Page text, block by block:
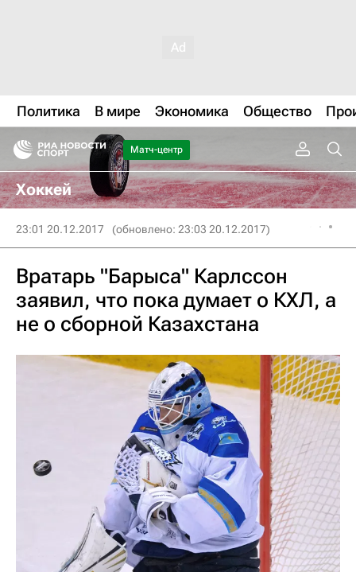
Политика В мире Экономика Общество
Матч-центр
Хоккей
23:01 20.12.2017 (обновлено: 23:03 20.12.2017)
Вратарь "Барыса" Карлссон
заявил, что пока думает о КХЛ, а
не о сборной Казахстана